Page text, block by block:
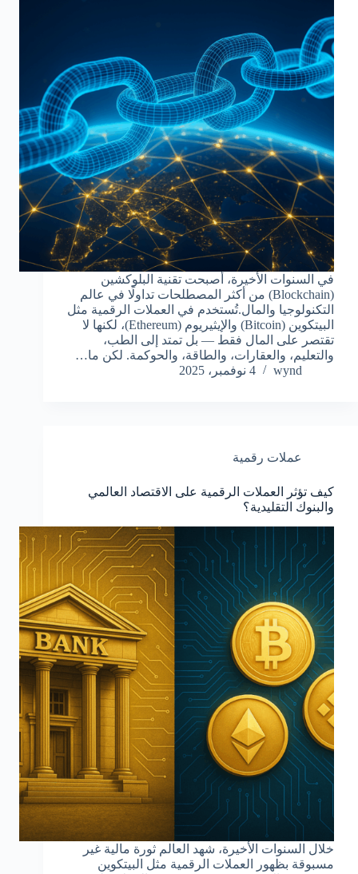
في السنوات الأخيرة، أصبحت تقنية البلوكشين
(Blockchain) من أكثر المصطلحات تداولًا في عالم
التكنولوجيا والمال.تُستخدم في العملات الرقمية مثل
البيتكوين (Bitcoin) والإيثيريوم (Ethereum)، لكنها لا
تقتصر على المال فقط — بل تمتد إلى الطب،
والتعليم، والعقارات، والطاقة، والحوكمة. لكن ما…
wynd
4 نوفمبر، 2025
عملات رقمية
كيف تؤثر العملات الرقمية على الاقتصاد العالمي
والبنوك التقليدية؟
خلال السنوات الأخيرة، شهد العالم ثورة مالية غير
مسبوقة بظهور العملات الرقمية مثل البيتكوين